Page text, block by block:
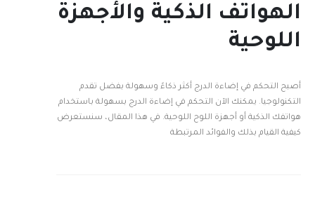
الهواتف الذكية والأجهزة
اللوحية
أصبح التحكم في إضاءة الدرج أكثر ذكاءً وسهولة بفضل تقدم
التكنولوجيا. يمكنك الآن التحكم في إضاءة الدرج بسهولة باستخدام
هواتفك الذكية أو أجهزة اللوح اللوحية. في هذا المقال، سنستعرض
كيفية القيام بذلك والفوائد المرتبطة